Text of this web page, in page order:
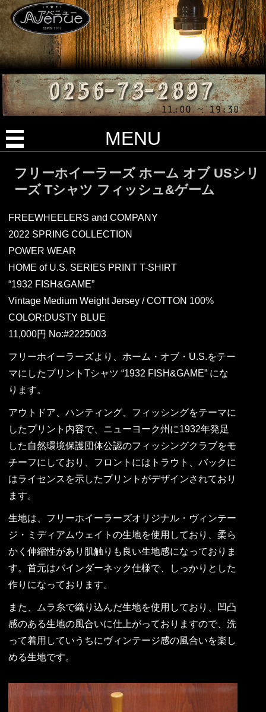
MENU
フリーホイーラーズ ホーム オブ USシリ
ーズ Tシャツ フィッシュ&ゲーム
FREEWHEELERS and COMPANY
2022 SPRING COLLECTION
POWER WEAR
HOME of U.S. SERIES PRINT T-SHIRT
“1932 FISH&GAME”
Vintage Medium Weight Jersey / COTTON 100%
COLOR:DUSTY BLUE
11,000円 No:#2225003
フリーホイーラーズより、ホーム・オブ・U.S.をテー
マにしたプリントTシャツ “1932 FISH&GAME” にな
ります。
アウトドア、ハンティング、フィッシングをテーマに
したプリント内容で、ニューヨーク州に1932年発足
した自然環境保護団体公認のフィッシングクラブをモ
チーフにしており、フロントにはトラウト、バックに
はライセンスを示したプリントがデザインされており
ます。
生地は、フリーホイーラーズオリジナル・ヴィンテー
ジ・ミディアムウェイトの生地を使用しており、柔ら
かく伸縮性があり肌触りも良い生地感になっておりま
す。首元はバインダーネック仕様で、しっかりとした
作りになっております。
また、ムラ糸で織り込んだ生地を使用しており、凹凸
感のある生地の風合いに仕上がっておりますので、洗
って着用していうちにヴィンテージ感の風合いを楽し
める生地です。